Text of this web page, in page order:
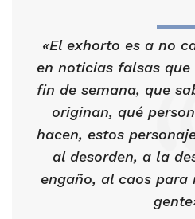
«El exhorto es a no
en noticias falsas
fin de semana, que
originan, qué
hacen, estos
al desorden, a la
engaño, al caos